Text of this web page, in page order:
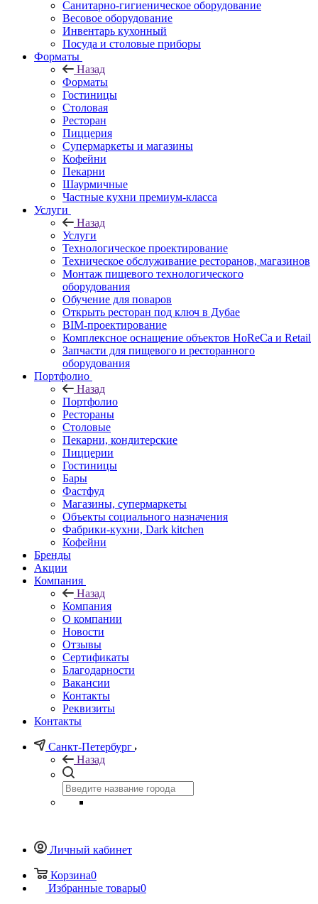
Санитарно-гигиеническое оборудование
Весовое оборудование
Инвентарь кухонный
Посуда и столовые приборы
Форматы
Назад
Форматы
Гостиницы
Столовая
Ресторан
Пиццерия
Супермаркеты и магазины
Кофейни
Пекарни
Шаурмичные
Частные кухни премиум-класса
Услуги
Назад
Услуги
Технологическое проектирование
Техническое обслуживание ресторанов, магазинов
Монтаж пищевого технологического
оборудования
Обучение для поваров
Открыть ресторан под ключ в Дубае
BIM-проектирование
Комплексное оснащение объектов HoReCa и Retail
Запчасти для пищевого и ресторанного
оборудования
Портфолио
Назад
Портфолио
Рестораны
Столовые
Пекарни, кондитерские
Пиццерии
Гостиницы
Бары
Фастфуд
Магазины, супермаркеты
Объекты социального назначения
Фабрики-кухни, Dark kitchen
Кофейни
Бренды
Акции
Компания
Назад
Компания
О компании
Новости
Отзывы
Сертификаты
Благодарности
Вакансии
Контакты
Реквизиты
Контакты
Санкт-Петербург
Назад
Личный кабинет
Корзина0
Избранные товары0